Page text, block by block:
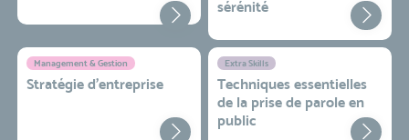
sérénité
Management & Gestion
Stratégie d’entreprise
Extra Skills
Techniques essentielles
de la prise de parole en
public